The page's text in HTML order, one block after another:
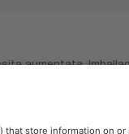
aumentata.